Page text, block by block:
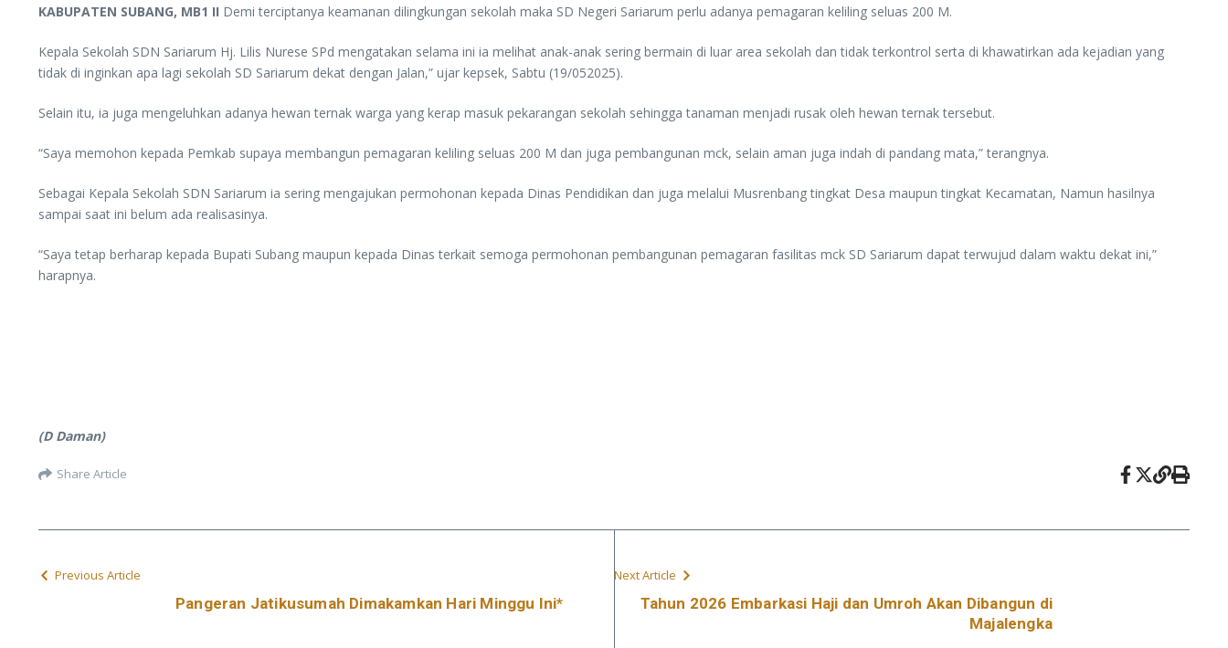
KABUPATEN SUBANG, MB1 II Demi terciptanya keamanan dilingkungan sekolah maka SD Negeri Sariarum perlu adanya pemagaran keliling seluas 200 M.
Kepala Sekolah SDN Sariarum Hj. Lilis Nurese SPd mengatakan selama ini ia melihat anak-anak sering bermain di luar area sekolah dan tidak terkontrol serta di khawatirkan ada kejadian yang
tidak di inginkan apa lagi sekolah SD Sariarum dekat dengan Jalan,” ujar kepsek, Sabtu (19/052025).
Selain itu, ia juga mengeluhkan adanya hewan ternak warga yang kerap masuk pekarangan sekolah sehingga tanaman menjadi rusak oleh hewan ternak tersebut.
“Saya memohon kepada Pemkab supaya membangun pemagaran keliling seluas 200 M dan juga pembangunan mck, selain aman juga indah di pandang mata,” terangnya.
Sebagai Kepala Sekolah SDN Sariarum ia sering mengajukan permohonan kepada Dinas Pendidikan dan juga melalui Musrenbang tingkat Desa maupun tingkat Kecamatan, Namun hasilnya
sampai saat ini belum ada realisasinya.
“Saya tetap berharap kepada Bupati Subang maupun kepada Dinas terkait semoga permohonan pembangunan pemagaran fasilitas mck SD Sariarum dapat terwujud dalam waktu dekat ini,”
harapnya.
(D Daman)
Share Article
Previous Article
Pangeran Jatikusumah Dimakamkan Hari Minggu Ini*
Next Article
Tahun 2026 Embarkasi Haji dan Umroh Akan Dibangun di
Majalengka